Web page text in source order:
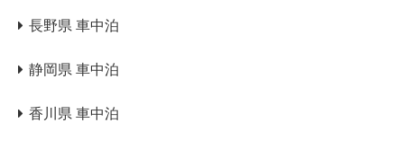
長野県 車中泊
静岡県 車中泊
香川県 車中泊